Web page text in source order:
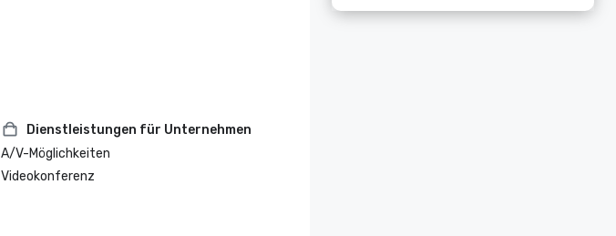
Dienstleistungen für Unternehmen
A/V-Möglichkeiten
Videokonferenz